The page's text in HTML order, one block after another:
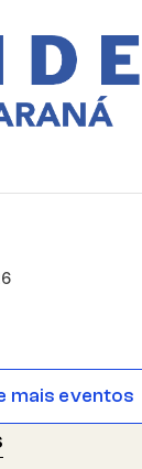
mais eventos